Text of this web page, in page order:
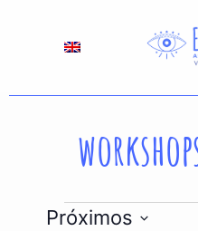
Próximos